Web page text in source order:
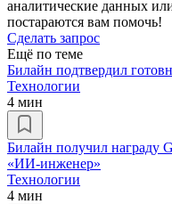
аналитические данных
постараются вам помочь!
Сделать запрос
Ещё по теме
Билайн подтвердил
Технологии
4 мин
Билайн получил награду
«ИИ-инженер»
Технологии
4 мин